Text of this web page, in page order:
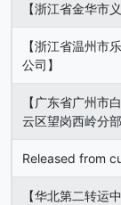
【浙江省金华市
【浙江省温州市
公司】
【广东省广州市
云区望岗西岭分部
Released from
【华北第二转运